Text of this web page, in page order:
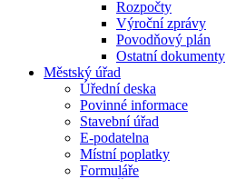
Rozpočty
Výroční zprávy
Povodňový plán
Ostatní dokumenty
Městský úřad
Úřední deska
Povinné informace
Stavební úřad
E-podatelna
Místní poplatky
Formuláře